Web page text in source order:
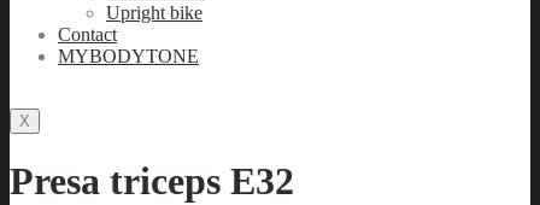
Upright bike
Contact
MYBODYTONE
X
Presa triceps E32